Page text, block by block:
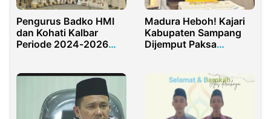
Pengurus Badko HMI
dan Kohati Kalbar
Periode 2024-2026
Madura Heboh! Kajari
Kabupaten Sampang
Dijemput Paksa